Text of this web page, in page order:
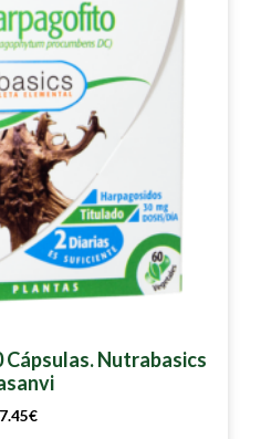
Cápsulas. Nutrabasics
€